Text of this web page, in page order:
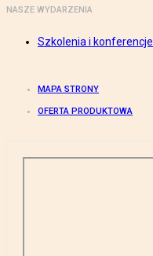
NASZE WYDARZENIA
Szkolenia i konferencje
MAPA STRONY
OFERTA PRODUKTOWA